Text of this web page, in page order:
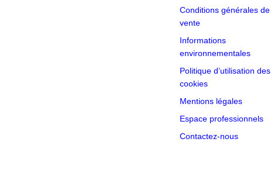
Conditions générales de
vente
Informations
environnementales
Politique d’utilisation des
cookies
Mentions légales
Espace professionnels
Contactez-nous